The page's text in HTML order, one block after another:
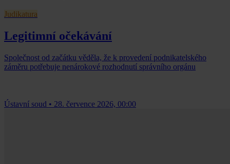
Judikatura
Legitimní očekávání
Společnost od začátku věděla, že k provedení podnikatelského
záměru potřebuje nenárokové rozhodnutí správního orgánu
Ústavní soud • 28. července 2026, 00:00